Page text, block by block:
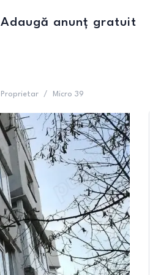
Adaugă anunț gratuit
Proprietar / Micro 39